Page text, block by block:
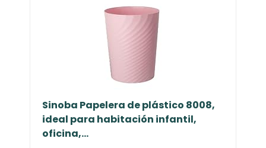
Sinoba Papelera de plástico 8008,
ideal para habitación infantil,
oficina,...